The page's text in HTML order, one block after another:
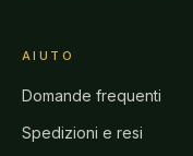
AIUTO
Domande frequenti
Spedizioni e resi